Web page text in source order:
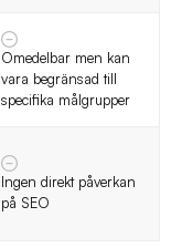
Omedelbar men kan
vara begränsad till
specifika målgrupper
Ingen direkt påverkan
på SEO